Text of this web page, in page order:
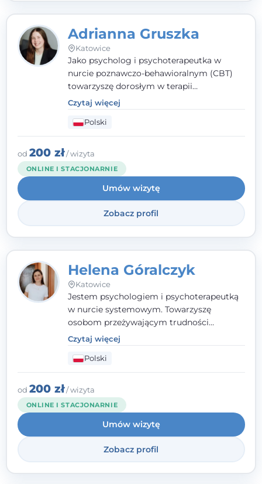
Adrianna Gruszka
Katowice
Jako psycholog i psychoterapeutka w
nurcie poznawczo-behawioralnym (CBT)
towarzyszę dorosłym w terapii
indywidualnej oraz nastolatkom od 15. roku
życia. Zależy mi, by naprawdę usłyszeć, z
czym do mnie przychodzisz, i dobrać
sposób pracy do Ciebie - bez gotowych
schematów i bez oceniania.
Czytaj więcej
Polski
od 200 zł/ wizyta
ONLINE I STACJONARNIE
Umów wizytę
Zobacz profil
Helena Góralczyk
Katowice
Jestem psychologiem i psychoterapeutką
w nurcie systemowym. Towarzyszę
osobom przeżywającym trudności
emocjonalne, relacyjne albo znajdującym
się w kryzysie. Liczy się dla mnie
autentyczna, oparta na zaufaniu relacja
oraz przestrzeń, w której każdy poczuje się
wysłuchany i potraktowany z szacunkiem.
Czytaj więcej
Polski
od 200 zł/ wizyta
ONLINE I STACJONARNIE
Umów wizytę
Zobacz profil